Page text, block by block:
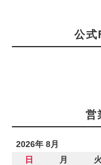
公
営
2026年 8月
日
月 火